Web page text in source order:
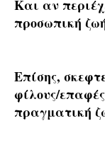
Και αν
προσωπική
Επίσης,
φίλους/
πραγματική